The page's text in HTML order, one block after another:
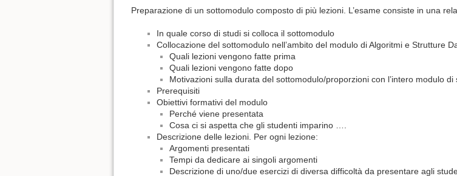
Preparazione di un sottomodulo composto di più lezioni. L’esame consiste in una
In quale corso di studi si colloca il sottomodulo
Collocazione del sottomodulo nell’ambito del modulo di Algoritmi e Strutture
Quali lezioni vengono fatte prima
Quali lezioni vengono fatte dopo
Motivazioni sulla durata del sottomodulo/proporzioni con l’intero modulo di
Prerequisiti
Obiettivi formativi del modulo
Perché viene presentata
Cosa ci si aspetta che gli studenti imparino ….
Descrizione delle lezioni. Per ogni lezione:
Argomenti presentati
Tempi da dedicare ai singoli argomenti
Descrizione di uno/due esercizi di diversa difficoltà da presentare agli